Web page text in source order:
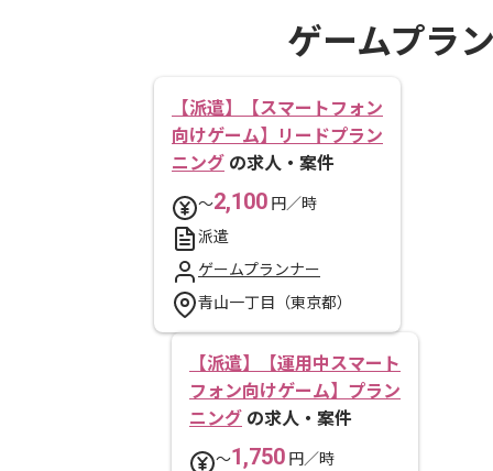
ゲームプラ
【派遣】【スマートフォン
向けゲーム】リードプラン
ニング の求人・案件
〜2,100 円／時
派遣
ゲームプランナー
青山一丁目（東京都）
【派遣】【運用中スマート
フォン向けゲーム】プラン
ニング の求人・案件
〜1,750 円／時